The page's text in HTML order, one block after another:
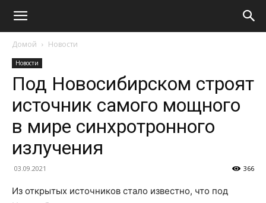
Домой Новости
Новости
Под Новосибирском строят
источник самого мощного
в мире синхротронного
излучения
03.09.2021 366
Из открытых источников стало известно, что под